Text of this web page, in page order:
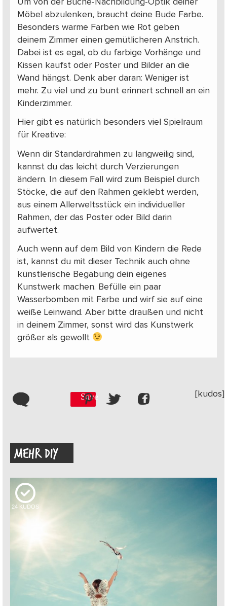
Um von der Buche-Nachbildung-Optik deiner
Möbel abzulenken, braucht deine Bude Farbe.
Besonders warme Farben wie Rot geben
deinem Zimmer einen gemütlicheren Anstrich.
Dabei ist es egal, ob du farbige Vorhänge und
Kissen kaufst oder Poster und Bilder an die
Wand hängst. Denk aber daran: Weniger ist
mehr. Zu viel und zu bunt erinnert schnell an ein
Kinderzimmer.
Hier gibt es natürlich besonders viel Spielraum
für Kreative:
Wenn dir Standardrahmen zu langweilig sind,
kannst du das leicht durch Verzierungen
ändern. In diesem Fall wird zum Beispiel durch
Stöcke, die auf den Rahmen geklebt werden,
aus einem Allerweltsstück ein individueller
Rahmen, der das Poster oder Bild darin
aufwertet.
Auch wenn auf dem Bild von Kindern die Rede
ist, kannst du mit dieser Technik auch ohne
künstlerische Begabung dein eigenes
Kunstwerk machen. Befülle ein paar
Wasserbomben mit Farbe und wirf sie auf eine
weiße Leinwand. Aber bitte draußen und nicht
in deinem Zimmer, sonst wird das Kunstwerk
größer als gewollt
Save [kudos]
MEHR DIY
24 KUDOS